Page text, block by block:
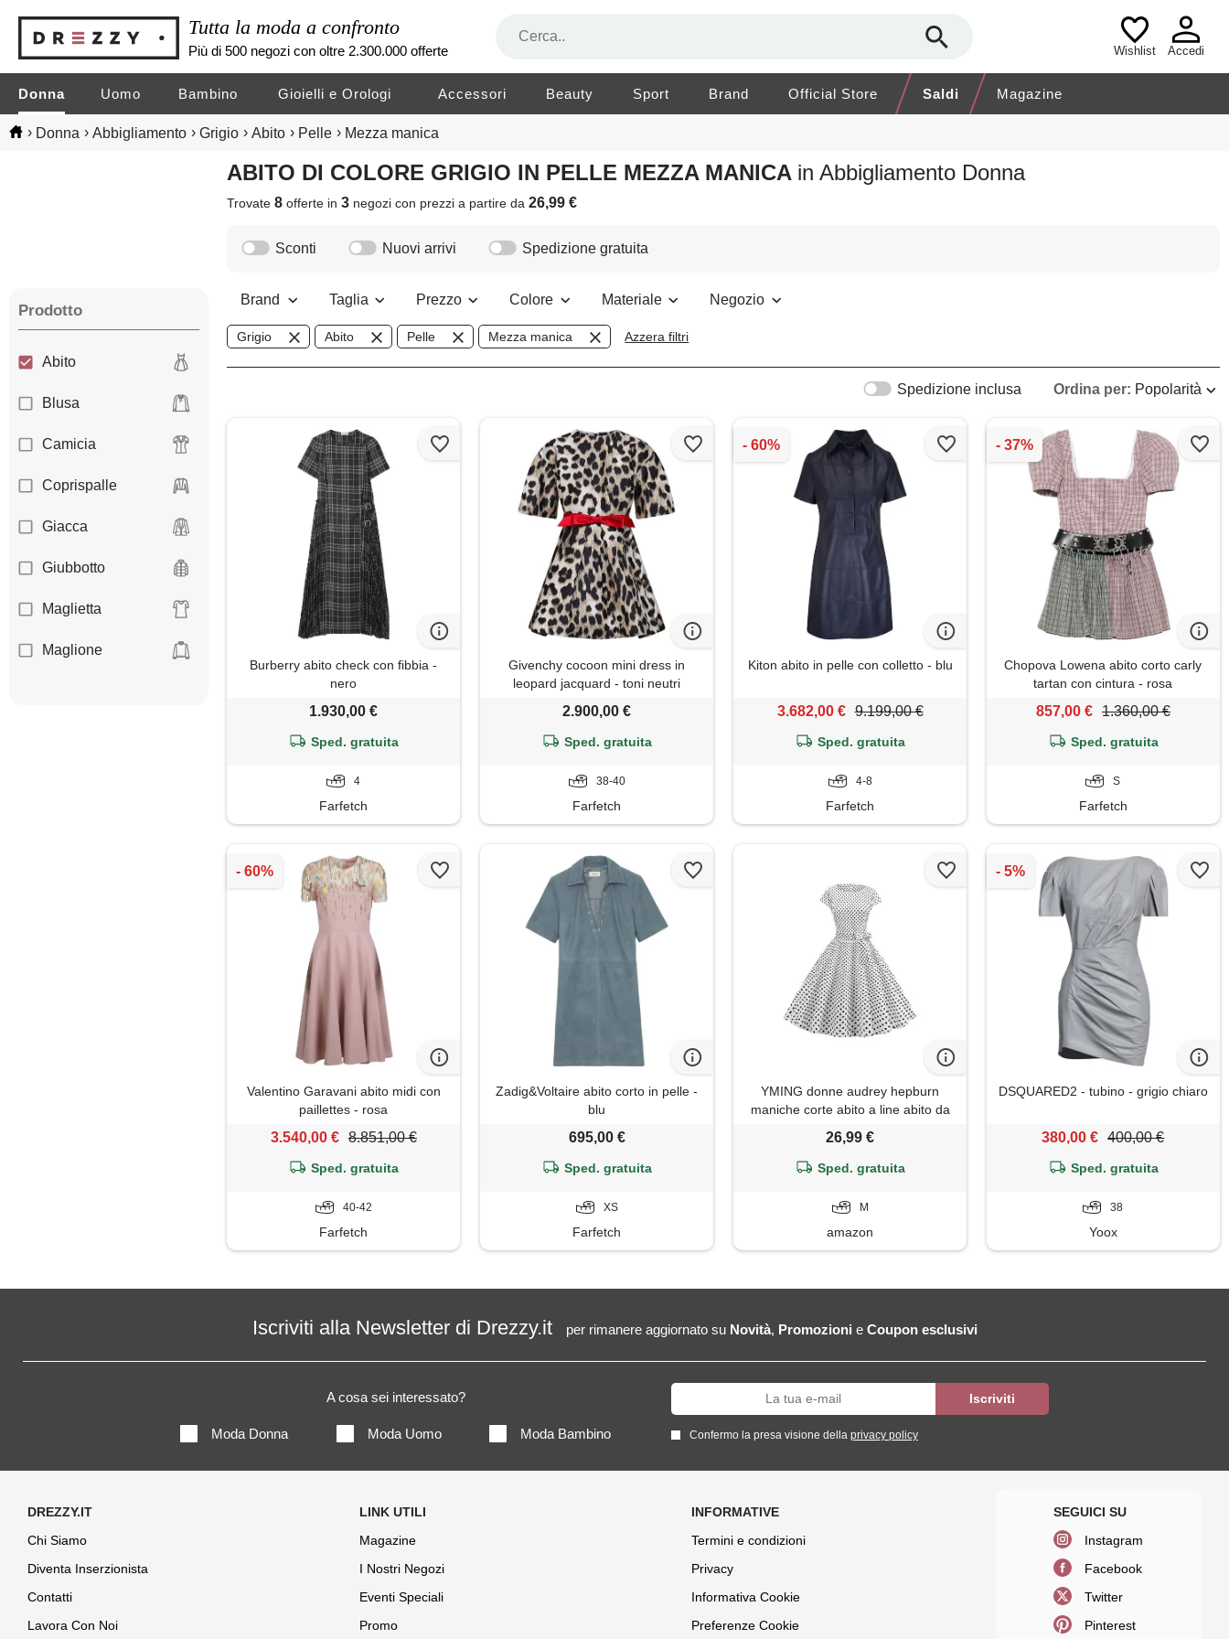
Tutta la moda a confronto
Più di 500 negozi con oltre 2.300.000 offerte Wishlist Accedi
Donna Uomo Bambino Gioielli e Orologi Accessori Beauty Sport Brand Official Store Saldi Magazine
› Donna › Abbigliamento › Grigio › Abito › Pelle › Mezza manica
ABITO DI COLORE GRIGIO IN PELLE MEZZA MANICA in Abbigliamento Donna
Trovate8 offerte in3 negozicon prezzi a partire da26,99 €
Prodotto
Abito
Blusa
Camicia
Coprispalle
Giacca
Giubbotto
Maglietta
Maglione
Sconti Nuovi arrivi Spedizione gratuita
Brand Taglia Prezzo Colore Materiale Negozio
Grigio Abito Pelle Mezza manica Azzera filtri
Ordina per: Popolarità
Spedizione inclusa
Burberry abito check con fibbia -
nero
1.930,00 €
Sped. gratuita
4
Farfetch
Givenchy cocoon mini dress in
leopard jacquard - toni neutri
2.900,00 €
Sped. gratuita
38-40
Farfetch
Kiton abito in pelle con colletto - blu
3.682,00 € 9.199,00 €
Sped. gratuita
4-8
Farfetch
Chopova Lowena abito corto carly
tartan con cintura - rosa
857,00 € 1.360,00 €
Sped. gratuita
S
Farfetch
Valentino Garavani abito midi con
paillettes - rosa
3.540,00 € 8.851,00 €
Sped. gratuita
40-42
Farfetch
Zadig&Voltaire abito corto in pelle -
blu
695,00 €
Sped. gratuita
XS
Farfetch
YMING donne audrey hepburn
maniche corte abito a line abito da
sera cocktail bianco m
26,99 €
Sped. gratuita
M
amazon
DSQUARED2 - tubino - grigio chiaro
380,00 € 400,00 €
Sped. gratuita
38
Yoox
Iscriviti alla Newsletter di Drezzy.it per rimanere aggiornato su Novità, Promozioni e Coupon esclusivi
A cosa sei interessato?
Moda Donna Moda Uomo Moda Bambino Confermo la presa visione della privacy policy
Chi Siamo
Diventa Inserzionista
Contatti
Lavora Con Noi
Magazine
I Nostri Negozi
Eventi Speciali
Promo
Termini e condizioni
Privacy
Informativa Cookie
Preferenze Cookie
Instagram
Facebook
Twitter
Pinterest